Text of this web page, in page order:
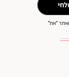
״את״